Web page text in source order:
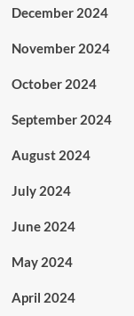
December 2024
November 2024
October 2024
September 2024
August 2024
July 2024
June 2024
May 2024
April 2024